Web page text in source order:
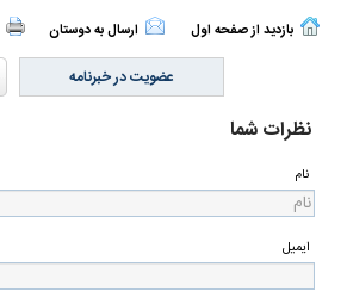
بازدید از صفحه اول ارسال به دوستان
عضویت در خبرنامه
نظرات شما
نام
ایمیل